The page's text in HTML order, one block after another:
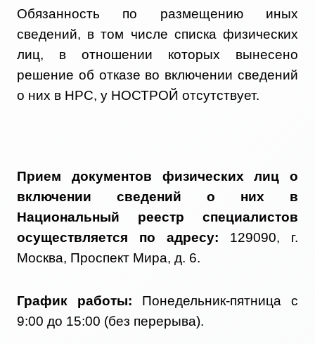
Обязанность по размещению иных
сведений, в том числе списка физических
лиц, в отношении которых вынесено
решение об отказе во включении сведений
о них в НРС, у НОСТРОЙ отсутствует.
Прием документов физических лиц о
включении сведений о них в
Национальный реестр специалистов
осуществляется по адресу: 129090, г.
Москва, Проспект Мира, д. 6.
График работы: Понедельник-пятница с
9:00 до 15:00 (без перерыва).